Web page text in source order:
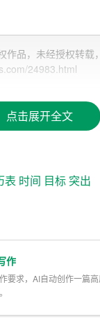
，避免冗长。一般
键信息。在有限的
的求职目标，如
历开始，依次列
作品，未经授权转载
24983.html
点击展开全文
表 时间 目标突出
作
要求，AI自动创作一篇